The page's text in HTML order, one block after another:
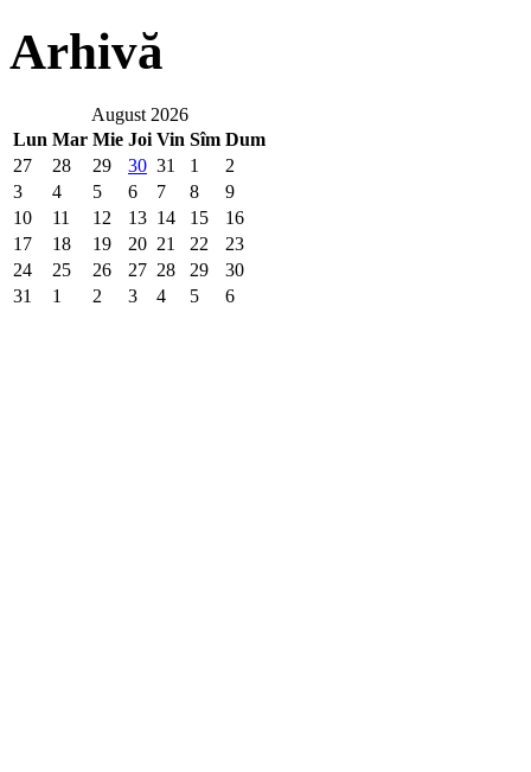
Arhivă
August 2026
Lun Mar Mie Joi Vin Sîm Dum
27
28 29 30 31 1
2
3
4 5 6 7 8
9
10
11 12 13 14 15
16
17
18 19 20 21 22
23
24
25 26 27 28 29
30
31
1 2 3 4 5 6